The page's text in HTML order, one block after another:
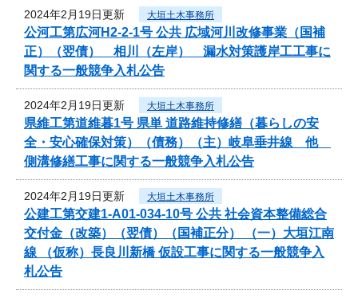
2024年2月19日更新 大垣土木事務所
公河工第広河H2-2-1号 公共 広域河川改修事業（国補
正）（翌債） 相川（左岸） 漏水対策護岸工工事に
関する一般競争入札公告
2024年2月19日更新 大垣土木事務所
県維工第道維暮1号 県単 道路維持修繕（暮らしの安
全・安心確保対策）（債務）（主）岐阜垂井線 他
側溝修繕工事に関する一般競争入札公告
2024年2月19日更新 大垣土木事務所
公建工第交建1-A01-034-10号 公共 社会資本整備総合
交付金（改築）（翌債）（国補正分） （一）大垣江南
線 （仮称）長良川新橋 仮設工事に関する一般競争入
札公告